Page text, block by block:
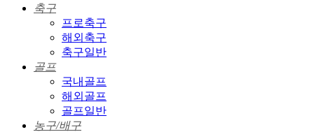
축구
프로축구
해외축구
축구일반
골프
국내골프
해외골프
골프일반
농구/배구